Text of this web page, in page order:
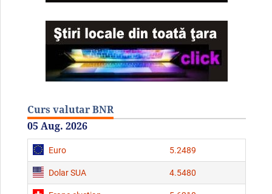
Curs valutar BNR
05 Aug. 2026
Euro 5.2489
Dolar SUA 4.5480